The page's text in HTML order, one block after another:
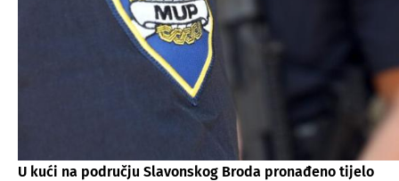
U kući na području Slavonskog Broda pronađeno tijelo